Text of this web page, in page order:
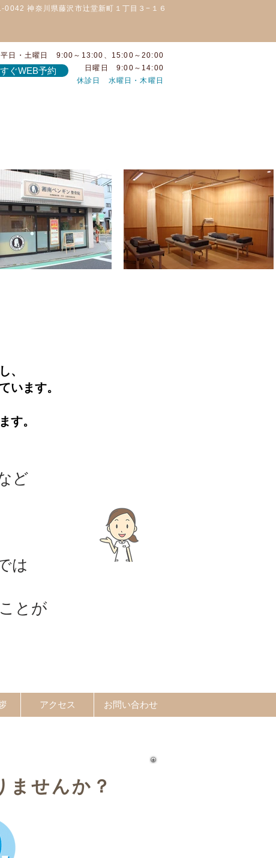
0042 神奈川県藤沢市辻堂新町１丁目３−１６
平日・土曜日 9:00～13:00、15:00～20:00
日曜日 9:00～14:00
休診日 水曜日・木曜日
ぐWEB予約
、
います。
す。
ど
は
とが
アクセス お問い合わせ
ませんか？